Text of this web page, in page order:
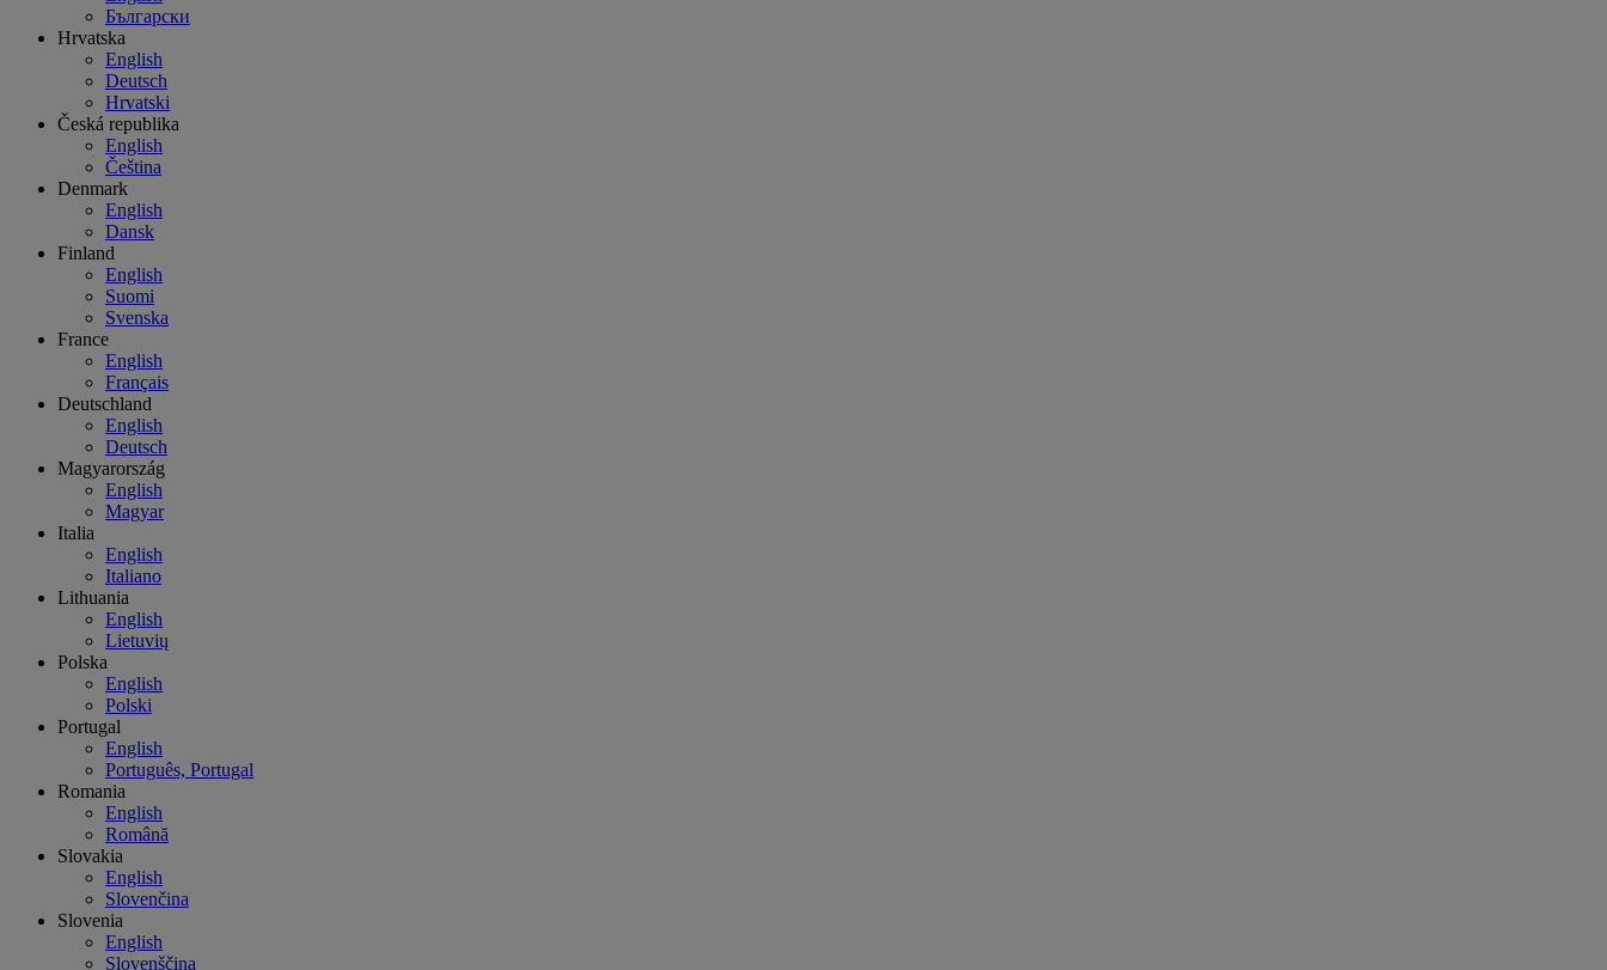
Български
Hrvatska
English
Deutsch
Hrvatski
Česká republika
English
Čeština
Denmark
English
Dansk
Finland
English
Suomi
Svenska
France
English
Français
Deutschland
English
Deutsch
Magyarország
English
Magyar
Italia
English
Italiano
Lithuania
English
Lietuvių
Polska
English
Polski
Portugal
English
Português, Portugal
Romania
English
Română
Slovakia
English
Slovenčina
Slovenia
English
Slovenščina